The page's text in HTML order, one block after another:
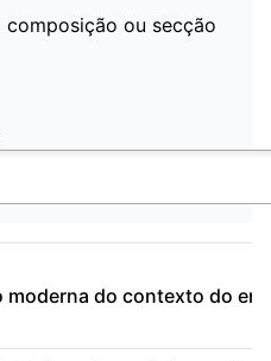
ou secção
moderna do contexto do